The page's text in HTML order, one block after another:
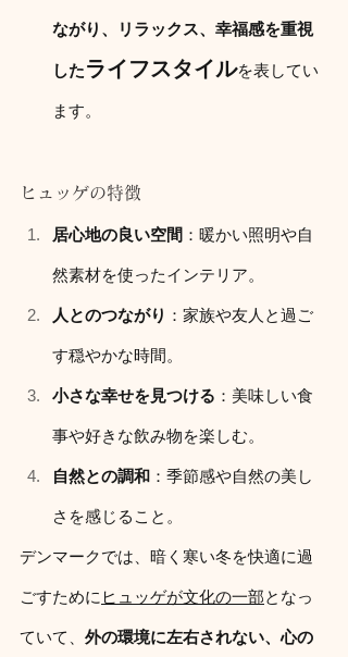
ながり、リラックス、幸福感を重視
したライフスタイルを表してい
ます。
ヒュッゲの特徴
居心地の良い空間 ：暖かい照明や自
然素材を使ったインテリア。
人とのつながり ：家族や友人と過ご
す穏やかな時間。
小さな幸せを見つける ：美味しい食
事や好きな飲み物を楽しむ。
自然との調和 ：季節感や自然の美し
さを感じること。
デンマークでは、暗く寒い冬を快適に過
ごすために ヒュッゲが文化の一部となっ
ていて、 外の環境に左右されない、心の